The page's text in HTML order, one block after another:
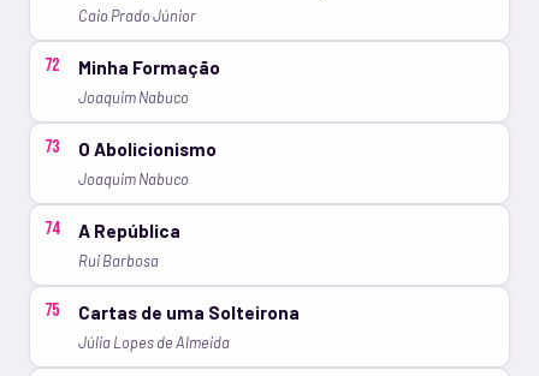
Caio Prado Júnior
72 Minha Formação
Joaquim Nabuco
73 O Abolicionismo
Joaquim Nabuco
74 A República
Rui Barbosa
75 Cartas de uma Solteirona
Júlia Lopes de Almeida